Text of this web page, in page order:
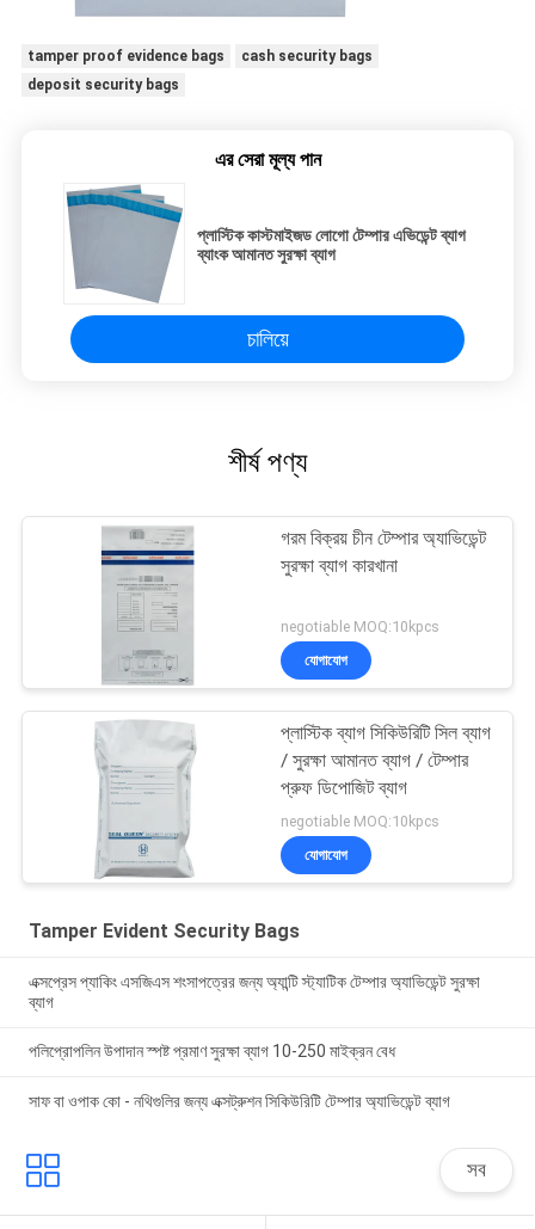
tamper proof evidence bags
cash security bags
deposit security bags
এর সেরা মূল্য পান
প্লাস্টিক কাস্টমাইজড লোগো টেম্পার এভিডেন্ট ব্যাগ
ব্যাংক আমানত সুরক্ষা ব্যাগ
চালিয়ে
শীর্ষ পণ্য
গরম বিক্রয় চীন টেম্পার অ্যাভিডেন্ট
সুরক্ষা ব্যাগ কারখানা
negotiable MOQ:10kpcs
যোগাযোগ
প্লাস্টিক ব্যাগ সিকিউরিটি সিল ব্যাগ
/ সুরক্ষা আমানত ব্যাগ / টেম্পার
প্রুফ ডিপোজিট ব্যাগ
negotiable MOQ:10kpcs
যোগাযোগ
Tamper Evident Security Bags
এক্সপ্রেস প্যাকিং এসজিএস শংসাপত্রের জন্য অ্যান্টি স্ট্যাটিক টেম্পার অ্যাভিডেন্ট সুরক্ষা
ব্যাগ
পলিপ্রোপলিন উপাদান স্পষ্ট প্রমাণ সুরক্ষা ব্যাগ 10-250 মাইক্রন বেধ
সাফ বা ওপাক কো - নথিগুলির জন্য এক্সট্রুশন সিকিউরিটি টেম্পার অ্যাভিডেন্ট ব্যাগ
সব